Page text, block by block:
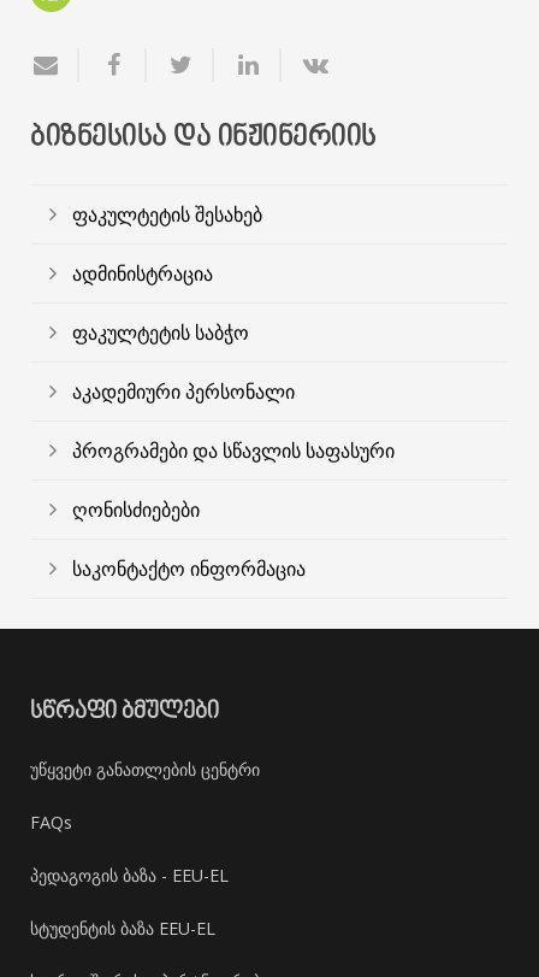
ᲑᲘᲖᲜᲔᲡᲘᲡᲐ ᲓᲐ ᲘᲜᲟᲘᲜᲔᲠᲘᲘᲡ
ფაკულტეტის შესახებ
ადმინისტრაცია
ფაკულტეტის საბჭო
აკადემიური პერსონალი
პროგრამები და სწავლის საფასური
ღონისძიებები
საკონტაქტო ინფორმაცია
ᲡᲬᲠᲐᲤᲘ ᲑᲛᲣᲚᲔᲑᲘ
უწყვეტი განათლების ცენტრი
FAQs
პედაგოგის ბაზა - EEU-EL
სტუდენტის ბაზა EEU-EL